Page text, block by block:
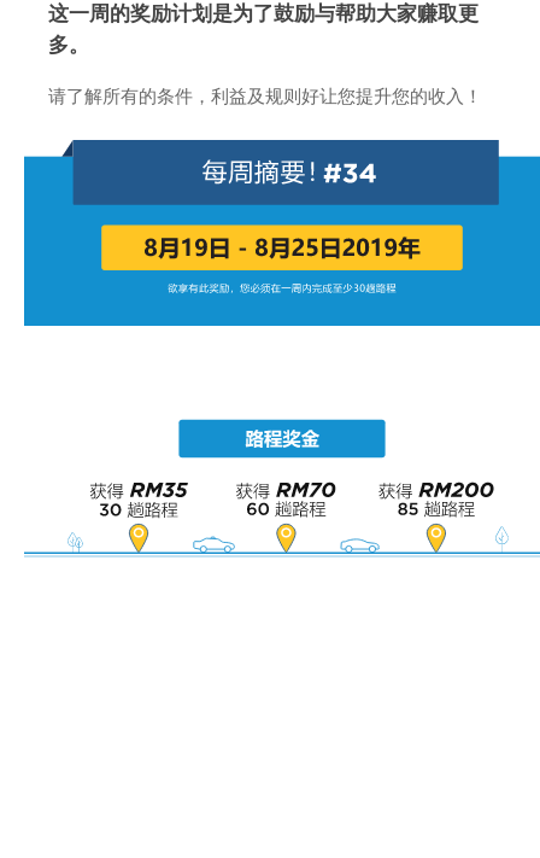
这一周的奖励计划是为了鼓励与帮助大家赚取更
多。
请了解所有的条件，利益及规则好让您提升您的收入！